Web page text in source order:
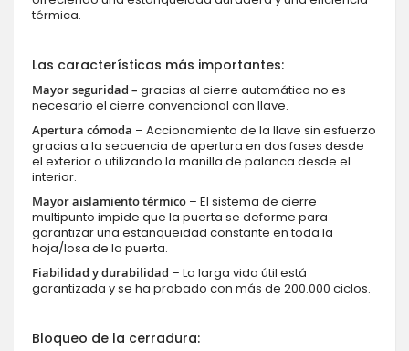
térmica.
Las características más importantes:
Mayor seguridad – gracias al cierre automático no es
necesario el cierre convencional con llave.
Apertura cómoda – Accionamiento de la llave sin esfuerzo
gracias a la secuencia de apertura en dos fases desde
el exterior o utilizando la manilla de palanca desde el
interior.
Mayor aislamiento térmico – El sistema de cierre
multipunto impide que la puerta se deforme para
garantizar una estanqueidad constante en toda la
hoja/losa de la puerta.
Fiabilidad y durabilidad – La larga vida útil está
garantizada y se ha probado con más de 200.000 ciclos.
Bloqueo de la cerradura: